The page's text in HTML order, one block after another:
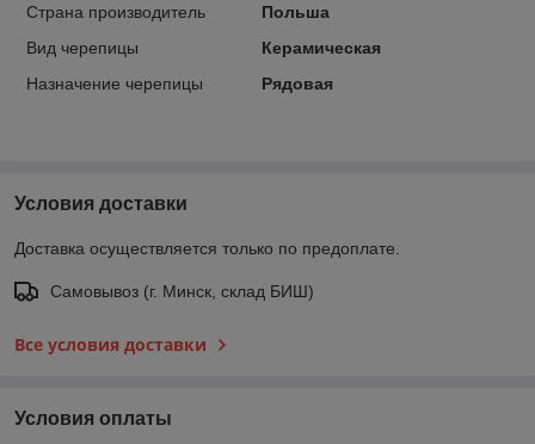
Страна производитель
Польша
Вид черепицы
Керамическая
Назначение черепицы
Рядовая
Условия доставки
Доставка осуществляется только по предоплате.
Самовывоз (г. Минск, склад БИШ)
Все условия доставки
Условия оплаты